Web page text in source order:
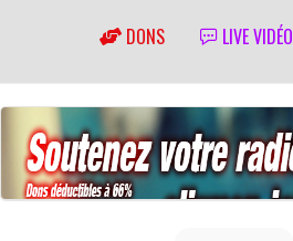
DONS LIVE VIDÉO